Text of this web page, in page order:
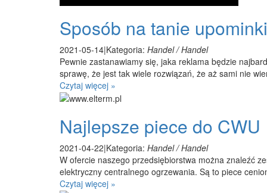
Sposób na tanie
2021-05-14|Kategoria: Handel / Handel
Pewnie zastanawiamy się, jaka reklama będzie
sprawę, że jest tak wiele rozwiązań, że aż sami nie
Czytaj więcej »
Najlepsze piece do CWU
2021-04-22|Kategoria: Handel / Handel
W ofercie naszego przedsiębiorstwa można znaleźć
elektryczny centralnego ogrzewania. Są to piece
Czytaj więcej »